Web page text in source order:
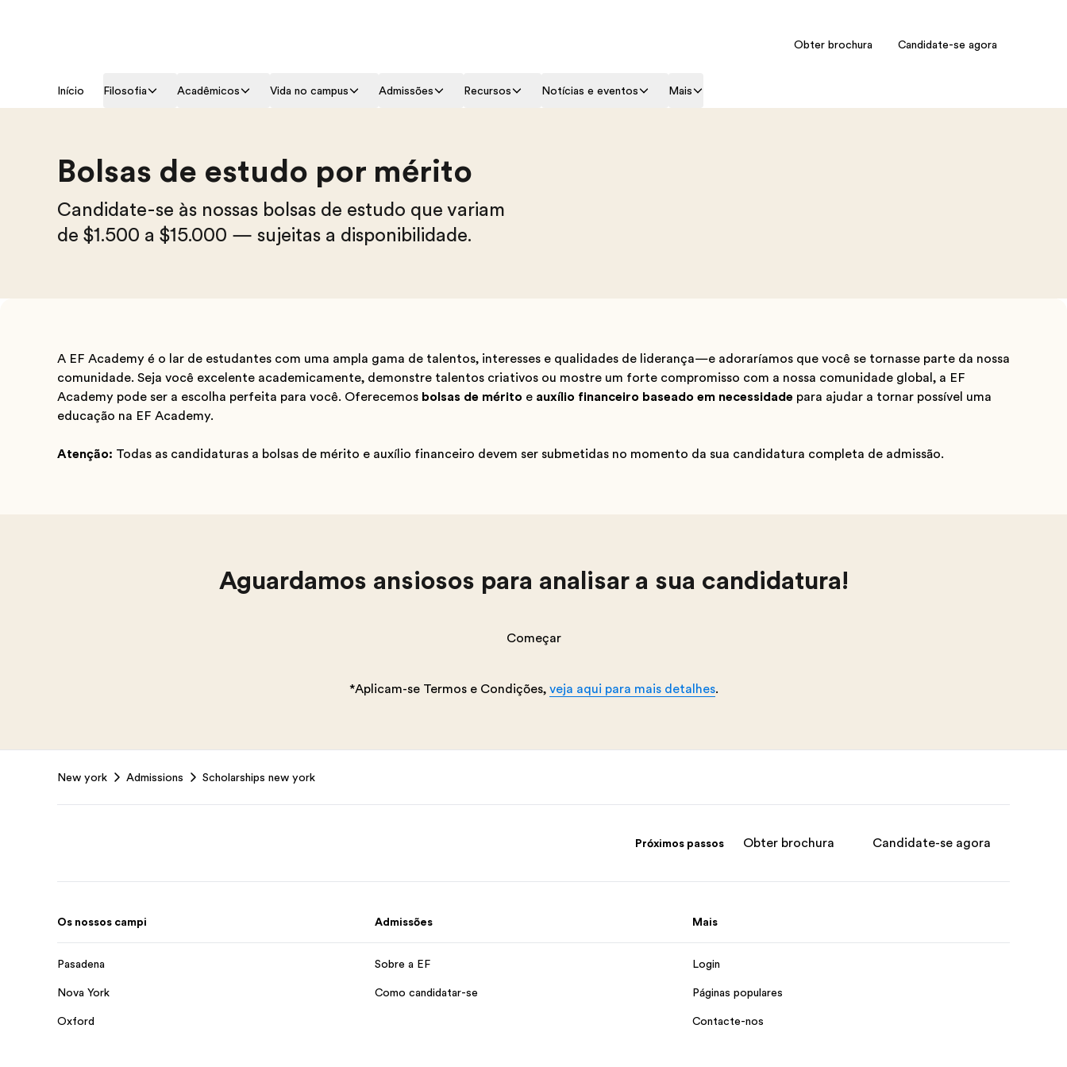
Obter brochura Candidate-se agora
Início Filosofia Acadêmicos Vida no campus Admissões Recursos Notícias e eventos Mais
Bolsas de estudo por mérito
Candidate-se às nossas bolsas de estudo que variam
de $1.500 a $15.000 — sujeitas a disponibilidade.
A EF Academy é o lar de estudantes com uma ampla gama de talentos, interesses e qualidades de liderança—e adoraríamos que você se tornasse parte da nossa
comunidade. Seja você excelente academicamente, demonstre talentos criativos ou mostre um forte compromisso com a nossa comunidade global, a EF
Academy pode ser a escolha perfeita para você. Oferecemos bolsas de mérito e auxílio financeiro baseado em necessidade para ajudar a tornar possível uma
educação na EF Academy.
Atenção: Todas as candidaturas a bolsas de mérito e auxílio financeiro devem ser submetidas no momento da sua candidatura completa de admissão.
Aguardamos ansiosos para analisar a sua candidatura!
Começar
*Aplicam-se Termos e Condições, veja aqui para mais detalhes.
New york Admissions Scholarships new york
Próximos passos Obter brochura Candidate-se agora
Os nossos campi
Pasadena
Nova York
Oxford
Admissões
Sobre a EF
Como candidatar-se
Mais
Login
Páginas populares
Contacte-nos